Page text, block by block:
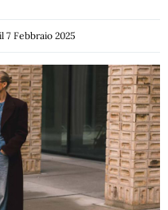
7 Febbraio 2025